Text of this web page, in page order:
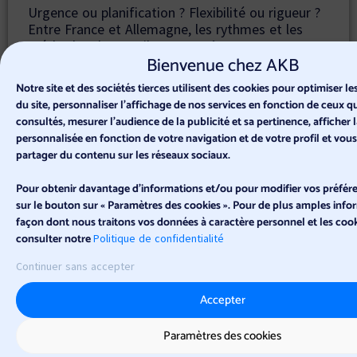
Bienvenue chez AKB
Notre site et des sociétés tierces utilisent des cookies pour optimiser
du site, personnaliser l’affichage de nos services en fonction de ceux
consultés, mesurer l'audience de la publicité et sa pertinence, afficher
personnalisée en fonction de votre navigation et de votre profil et
partager du contenu sur les réseaux sociaux.
Pour obtenir davantage d'informations et/ou pour modifier vos
sur le bouton sur « Paramètres des cookies ». Pour de plus amples
façon dont nous traitons vos données à caractère personnel et les
consulter notrePolitique de confidentialité
Continuer sans accepter
Accepter
Paramètres des cookies
Urgence ou planification ? Flexibilité ou rigueur ?
Entre France et Allemagne, les rythmes et les
méthodes de travail peuvent s’opposer — au
risque de créer frustration, incompréhension et
surcharge mental
.
Notrecoaching interculturel Allemagnevous
aide à :
Identifier les différences culturelles dans
l’organisation du travail
Comprendre les attentes implicites liées à la
planification, la flexibilité ou la hiérarchie
Anticiper les sources de stress ou de
tensions au sein d’une équipe franco-
Trouver des compromis efficaces pour
mieux collaborer au quotidien